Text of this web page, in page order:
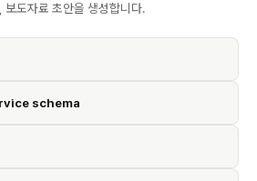
도자료 초안을 생성합니다.
schema